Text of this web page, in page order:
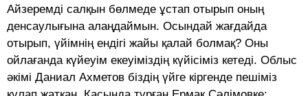
Айзеремді салқын бөлмеде ұстап отырып оның
денсаулығына алаңдаймын. Осындай жағдайда
отырып, үйімнің ендігі жайы қалай болмақ? Оны
ойлағанда күйеуім екеуіміздің күйісіміз кетеді. Облыс
әкімі Даниал Ахметов біздің үйге кіргенде пешіміз